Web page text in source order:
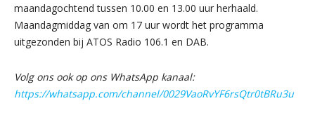
maandagochtend tussen 10.00 en 13.00 uur herhaald.
Maandagmiddag van om 17 uur wordt het programma
uitgezonden bij ATOS Radio 106.1 en DAB.
Volg ons ook op ons WhatsApp kanaal:
https://whatsapp.com/channel/0029VaoRvYF6rsQtr0tBRu3u